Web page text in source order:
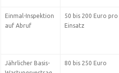
Einmal-Inspektion
auf Abruf
50 bis 200 Euro pro
Einsatz
Jährlicher Basis-
80 bis 250 Euro